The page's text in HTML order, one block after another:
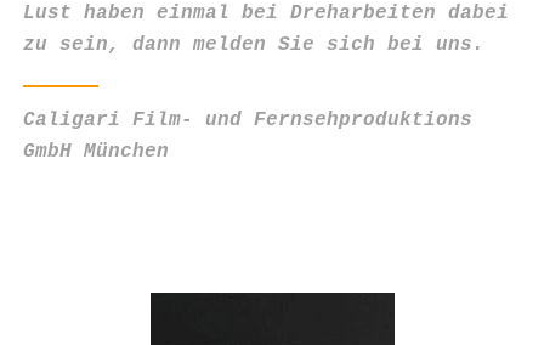
Lust haben einmal bei Dreharbeiten dabei
zu sein, dann melden Sie sich bei uns.
Caligari Film- und Fernsehproduktions
GmbH München